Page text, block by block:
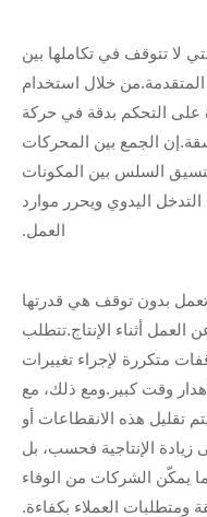
لا تتوقف في تكاملها بين
خلال استخدام
على التحكم بدقة في حركة
الجمع بين المحركات
السلس بين المكونات
التدخل اليدوي ويحرر موارد
العمل.
تعمل بدون توقف هي قدرتها
أثناء الإنتاج.تتطلب
متكررة لإجراء تغييرات
وقت كبير.ومع ذلك، مع
تقليل هذه الانقطاعات أو
زيادة الإنتاجية فحسب، بل
يمكّن الشركات من الوفاء
ومتطلبات العملاء بكفاءة.